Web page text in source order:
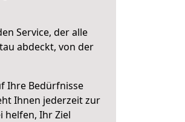
Service, der alle
abdeckt, von der
Ihre Bedürfnisse
Ihnen jederzeit zur
helfen, Ihr Ziel